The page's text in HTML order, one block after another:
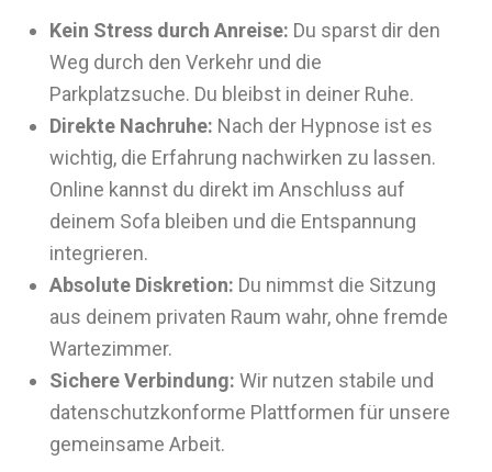
Kein Stress durch Anreise: Du sparst dir den
Weg durch den Verkehr und die
Parkplatzsuche. Du bleibst in deiner Ruhe.
Direkte Nachruhe: Nach der Hypnose ist es
wichtig, die Erfahrung nachwirken zu lassen.
Online kannst du direkt im Anschluss auf
deinem Sofa bleiben und die Entspannung
integrieren.
Absolute Diskretion: Du nimmst die Sitzung
aus deinem privaten Raum wahr, ohne fremde
Wartezimmer.
Sichere Verbindung: Wir nutzen stabile und
datenschutzkonforme Plattformen für unsere
gemeinsame Arbeit.